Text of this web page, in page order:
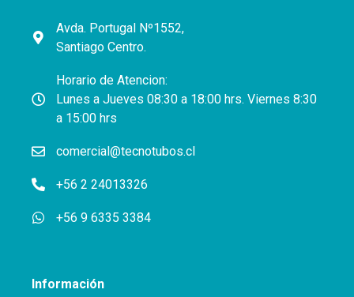
Avda. Portugal Nº1552,
Santiago Centro.
Horario de Atencion:
Lunes a Jueves 08:30 a 18:00 hrs. Viernes 8:30
a 15:00 hrs
comercial@tecnotubos.cl
+56 2 24013326
+56 9 6335 3384
Información